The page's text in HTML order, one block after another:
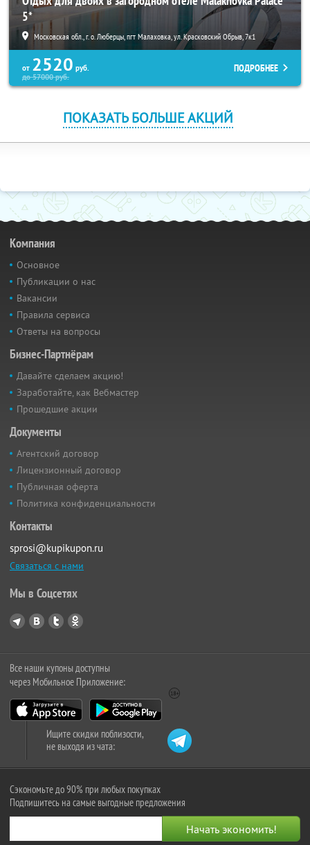
5*
Московская обл., г. о. Люберцы, пгт Малаховка, ул. Красковский Обрыв, 7к1
от 2520 руб.
до57000руб.
ПОДРОБНЕЕ
ПОКАЗАТЬ БОЛЬШЕ АКЦИЙ
Компания
Основное
Публикации о нас
Вакансии
Правила сервиса
Ответы на вопросы
Бизнес-Партнёрам
Давайте сделаем акцию!
Заработайте, как Вебмастер
Прошедшие акции
Документы
Агентский договор
Лицензионный договор
Публичная оферта
Политика конфиденциальности
Контакты
sprosi@kupikupon.ru
Связаться с нами
Мы в Соцсетях
Все наши купоны доступны
через Мобильное Приложение:
Ищите скидки поблизости,
не выходя из чата:
Сэкономьте до 90% при любых покупках
Подпишитесь на самые выгодные предложения